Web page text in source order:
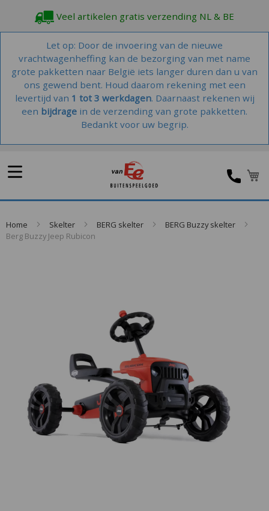
Veel artikelen gratis verzending NL & BE
Let op: Door de invoering van de nieuwe
vrachtwagenheffing kan de bezorging van met name
grote pakketten naar België iets langer duren dan u van
ons gewend bent. Houd daarom rekening met een
levertijd van 1 tot 3 werkdagen. Daarnaast rekenen wij
een bijdrage in de verzending van grote pakketten.
Bedankt voor uw begrip.
Home Skelter BERG skelter
BERG Buzzy skelter
Berg Buzzy Jeep Rubicon